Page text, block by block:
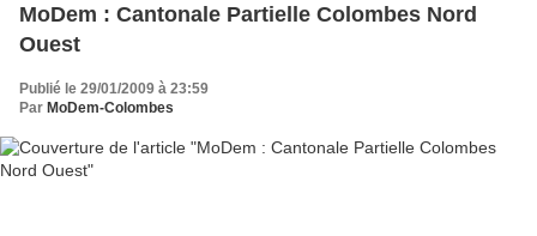
MoDem : Cantonale Partielle Colombes Nord
Ouest
Publié le 29/01/2009 à 23:59
Par MoDem-Colombes